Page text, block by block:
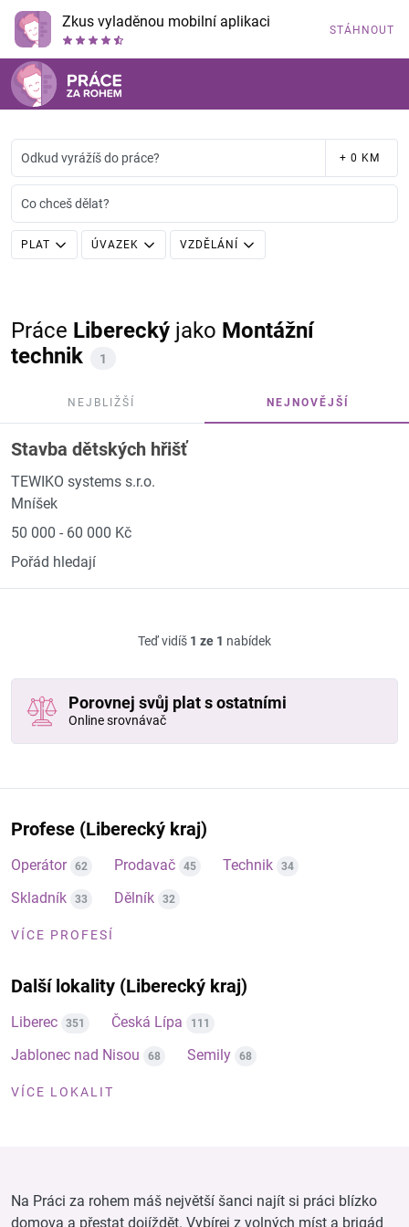
Zkus vyladěnou mobilní aplikaci STÁHNOUT
Odkud vyrážíš do práce? + 0 KM
Co chceš dělat?
PLAT ÚVAZEK VZDĚLÁNÍ
Práce Liberecký jako Montážní
technik
1
NEJBLIŽŠÍ NEJNOVĚJŠÍ
Stavba dětských hřišť
TEWIKO systems s.r.o.
Mníšek
50 000 - 60 000 Kč
Pořád hledají
Teď vidíš 1 ze 1 nabídek
Porovnej svůj plat s ostatními
Online srovnávač
Profese (Liberecký kraj)
Operátor 62 Prodavač 45 Technik 34
Skladník 33 Dělník 32
VÍCE PROFESÍ
Další lokality (Liberecký kraj)
Liberec 351 Česká Lípa 111
Jablonec nad Nisou 68 Semily 68
VÍCE LOKALIT
Na Práci za rohem máš největší šanci najít si práci blízko
domova a přestat dojíždět. Vybírej z volných míst a brigád